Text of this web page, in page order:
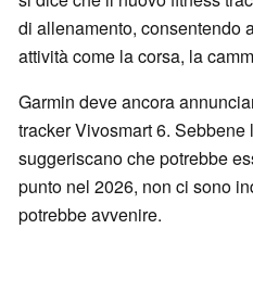
di allenamento, consentendo
attività come la corsa, la
Garmin deve ancora
tracker Vivosmart 6.
suggeriscano che potrebbe
punto nel 2026, non ci sono
potrebbe avvenire.